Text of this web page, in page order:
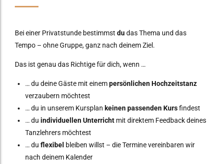
Bei einer Privatstunde bestimmst dudas Thema und das
Tempo – ohne Gruppe, ganz nach deinem Ziel.
Das ist genau das Richtige für dich, wenn …
… du deine Gäste mit einempersönlichen Hochzeitstanz
verzaubern möchtest
… du in unserem Kursplan keinen passenden Kursfindest
… du individuellen Unterricht mit direktem Feedback deines
Tanzlehrers möchtest
… du flexibel bleiben willst – die Termine vereinbaren wir
nach deinem Kalender